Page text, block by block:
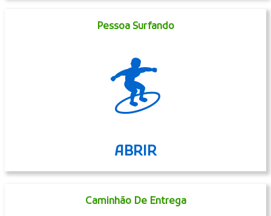
Pessoa Surfando
🏄
ABRIR
Caminhão De Entrega